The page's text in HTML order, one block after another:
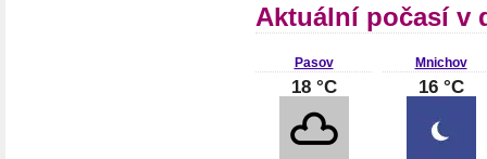
Aktuální počasí v
Pasov
18 °C
Mnichov
16 °C